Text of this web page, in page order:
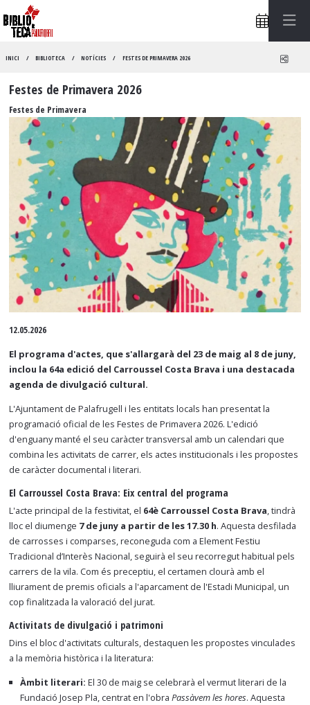
INICI BIBLIOTECA NOTÍCIES FESTES DE PRIMAVERA 2026
Festes de Primavera 2026
Festes de Primavera
12.05.2026
El programa d'actes, que s'allargarà del 23 de maig al 8 de juny,
inclou la 64a edició del Carroussel Costa Brava i una destacada
agenda de divulgació cultural.
L'Ajuntament de Palafrugell i les entitats locals han presentat la
programació oficial de les Festes de Primavera 2026. L'edició
d'enguany manté el seu caràcter transversal amb un calendari que
combina les activitats de carrer, els actes institucionals i les propostes
de caràcter documental i literari.
El Carroussel Costa Brava: Eix central del programa
L'acte principal de la festivitat, el 64è Carroussel Costa Brava, tindrà
lloc el diumenge 7 de juny a partir de les 17.30 h. Aquesta desfilada
de carrosses i comparses, reconeguda com a Element Festiu
Tradicional d’Interès Nacional, seguirà el seu recorregut habitual pels
carrers de la vila. Com és preceptiu, el certamen clourà amb el
lliurament de premis oficials a l'aparcament de l'Estadi Municipal, un
cop finalitzada la valoració del jurat.
Activitats de divulgació i patrimoni
Dins el bloc d'activitats culturals, destaquen les propostes vinculades
a la memòria històrica i la literatura:
Àmbit literari: El 30 de maig se celebrarà el vermut literari de la
Fundació Josep Pla, centrat en l'obra Passàvem les hores. Aquesta